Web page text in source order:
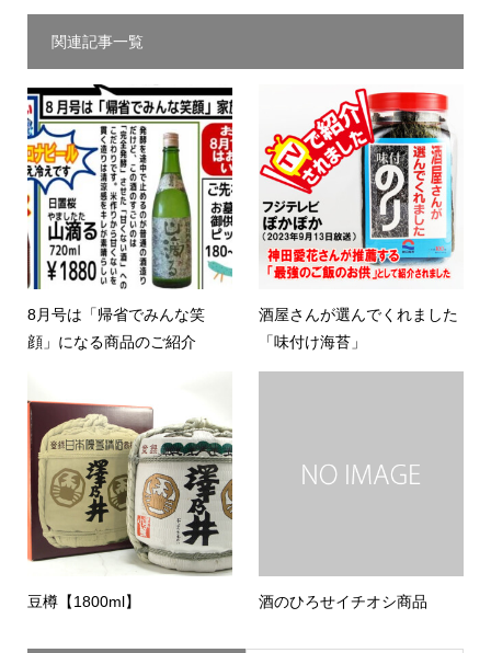
関連記事一覧
8月号は「帰省でみんな笑
顔」になる商品のご紹介
酒屋さんが選んでくれました
「味付け海苔」
豆樽【1800ml】 酒のひろせイチオシ商品